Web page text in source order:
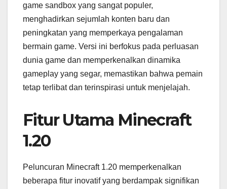
game sandbox yang sangat populer,
menghadirkan sejumlah konten baru dan
peningkatan yang memperkaya pengalaman
bermain game. Versi ini berfokus pada perluasan
dunia game dan memperkenalkan dinamika
gameplay yang segar, memastikan bahwa pemain
tetap terlibat dan terinspirasi untuk menjelajah.
Fitur Utama Minecraft
1.20
Peluncuran Minecraft 1.20 memperkenalkan
beberapa fitur inovatif yang berdampak signifikan